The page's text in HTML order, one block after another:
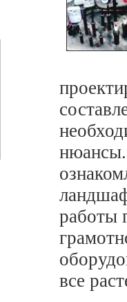
нюансы.
работы
все